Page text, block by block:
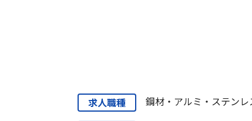
求人職種 鋼材・アルミ・ステンレ